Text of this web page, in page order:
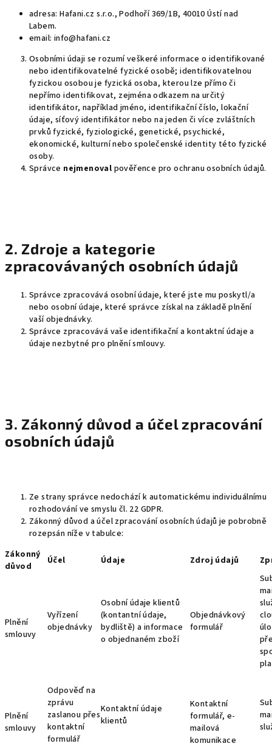
adresa: Hafani.cz s.r.o., Podhoří 369/1B, 40010 Ústí nad
Labem.
email: info@hafani.cz
Osobními údaji se rozumí veškeré informace o identifikované
nebo identifikovatelné fyzické osobě; identifikovatelnou
fyzickou osobou je fyzická osoba, kterou lze přímo či
nepřímo identifikovat, zejména odkazem na určitý
identifikátor, například jméno, identifikační číslo, lokační
údaje, síťový identifikátor nebo na jeden či více zvláštních
prvků fyzické, fyziologické, genetické, psychické,
ekonomické, kulturní nebo společenské identity této fyzické
osoby.
Správce nejmenoval pověřence pro ochranu osobních údajů.
2. Zdroje a kategorie
zpracovávaných osobních údajů
Správce zpracovává osobní údaje, které jste mu poskytl/a
nebo osobní údaje, které správce získal na základě plnění
vaší objednávky.
Správce zpracovává vaše identifikační a kontaktní údaje a
údaje nezbytné pro plnění smlouvy.
3. Zákonný důvod a účel zpracování
osobních údajů
Ze strany správce nedochází k automatickému individuálnímu
rozhodování ve smyslu čl. 22 GDPR.
Zákonný důvod a účel zpracování osobních údajů je pobrobně
rozepsán níže v tabulce:
Zákonný
důvod
Účel Údaje Zdroj údajů
Plnění
smlouvy
Vyřízení
objednávky
Osobní údaje klientů
(kontantní údaje,
bydliště) a informace
o objednaném zboží
Objednávkový
formulář
Plnění
smlouvy
Odpověď na
zprávu
zaslanou přes
kontaktní
formulář
Kontaktní údaje
klientů
Kontaktní
formulář, e-
mailová
komunikace